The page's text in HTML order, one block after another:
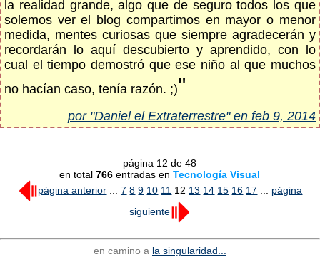
la realidad grande, algo que de seguro todos los que
solemos ver el blog compartimos en mayor o menor
medida, mentes curiosas que siempre agradecerán y
recordarán lo aquí descubierto y aprendido, con lo
cual el tiempo demostró que ese niño al que muchos
no hacían caso, tenía razón. ;)"
por "Daniel el Extraterrestre" en feb 9, 2014
página 12 de 48
en total766 entradas enTecnología Visual
página anterior ...7 8 9 10 11 12 13 14 15 16 17
página
siguiente
en camino a la singularidad...